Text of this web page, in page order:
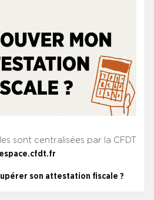
sont centralisées par la CFDT
son attestation fiscale ?